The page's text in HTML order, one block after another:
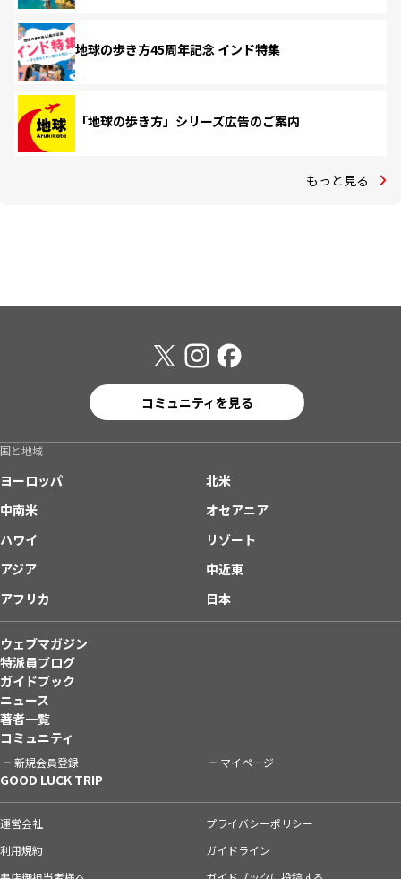
地球の歩き方45周年記念 インド特集
「地球の歩き方」シリーズ広告のご案内
もっと見る
コミュニティを見る
国と地域
ヨーロッパ
北米
中南米
オセアニア
ハワイ
リゾート
アジア
中近東
アフリカ
日本
ウェブマガジン
特派員ブログ
ガイドブック
ニュース
著者一覧
コミュニティ
新規会員登録 マイページ
GOOD LUCK TRIP
運営会社
プライバシーポリシー
利用規約
ガイドライン